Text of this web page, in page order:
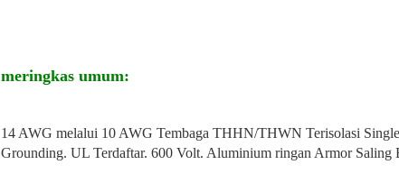
meringkas umum:
14 AWG melalui 10 AWG Tembaga THHN/THWN Terisolasi
Grounding. UL Terdaftar. 600 Volt. Aluminium ringan Armor Saling